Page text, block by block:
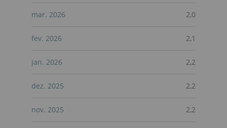
mar. 2026 2,0
fev. 2026 2,1
jan. 2026 2,2
dez. 2025 2,2
nov. 2025 2,2